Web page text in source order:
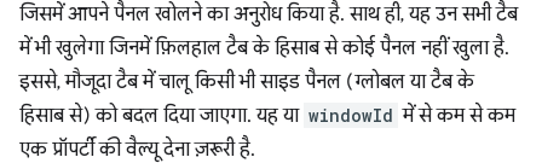
जिसमें आपने पैनल खोलने का अनुरोध किया है. साथ ही, यह उन सभी टैब
में भी खुलेगा जिनमें फ़िलहाल टैब के हिसाब से कोई पैनल नहीं खुला है.
इससे, मौजूदा टैब में चालू किसी भी साइड पैनल (ग्लोबल या टैब के
हिसाब से) को बदल दिया जाएगा. यह या windowId में से कम से कम
एक प्रॉपर्टी की वैल्यू देना ज़रूरी है.